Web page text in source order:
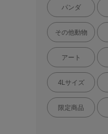
パンダ
その他動物
アート
4Lサイズ
限定商品